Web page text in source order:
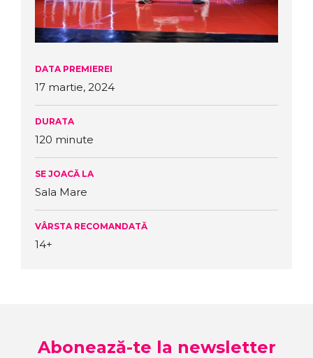
DATA PREMIEREI
17 martie, 2024
DURATA
120 minute
SE JOACĂ LA
Sala Mare
VÂRSTA RECOMANDATĂ
14+
Abonează-te la newsletter